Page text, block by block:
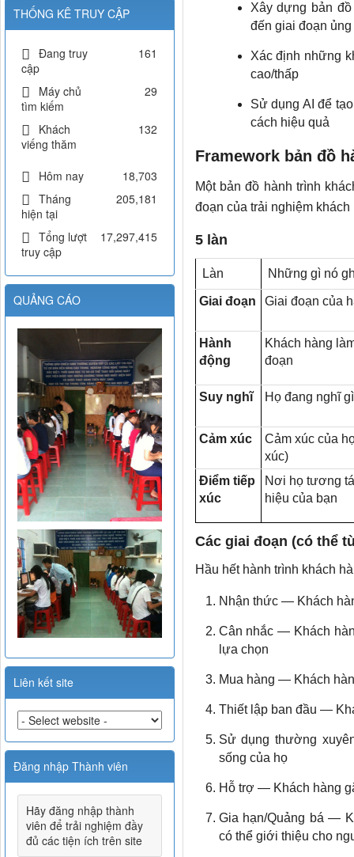
Xây dựng bản
đến giai đoạn ủng
Xác định những
cao/thấp
Sử dụng AI để
cách hiệu quả
Framework bản đồ
Một bản đồ hành trình
đoạn của trải nghiệm khách
5 làn
Làn Những gì nó
Giai đoạn Giai đoạn của
Hành
động
Khách hàng
đoạn
Suy nghĩ Họ đang nghĩ gì
Cảm xúc
Cảm xúc của
xúc)
Điểm tiếp
xúc
Nơi họ tương
hiệu của bạn
Các giai đoạn (có thể
Hầu hết hành trình khách
Nhận thức — Khách
Cân nhắc — Khách
lựa chọn
Mua hàng — Khách
Thiết lập ban đầu —
Sử dụng thường
sống của họ
Hỗ trợ — Khách hàng
Gia hạn/Quảng bá —
có thể giới thiệu cho
THỐNG KÊ TRUY CẬP
Đang truy
cập
161
Máy chủ
tìm kiếm
29
Khách
viếng thăm
132
Hôm nay
18,703
Tháng
hiện tại
205,181
Tổng lượt
truy cập
17,297,415
QUẢNG CÁO
Liên kết site
Đăng nhập Thành viên
Hãy đăng nhập thành
viên để trải nghiệm đầy
đủ các tiện ích trên site